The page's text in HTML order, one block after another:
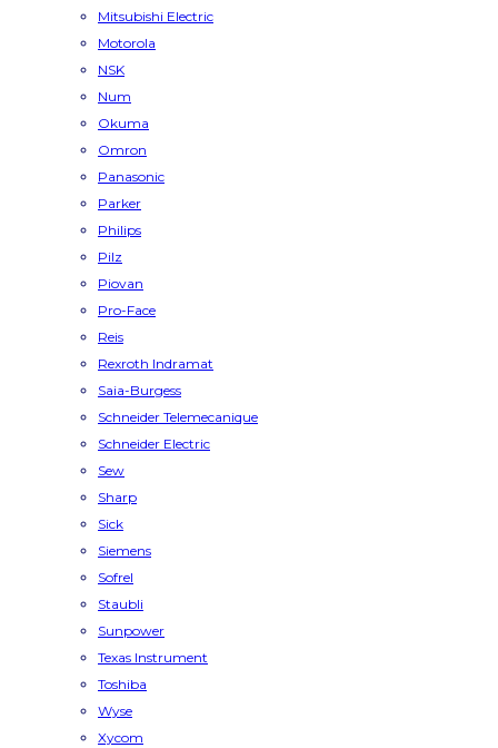
Mitsubishi Electric
Motorola
NSK
Num
Okuma
Omron
Panasonic
Parker
Philips
Pilz
Piovan
Pro-Face
Reis
Rexroth Indramat
Saia-Burgess
Schneider Telemecanique
Schneider Electric
Sew
Sharp
Sick
Siemens
Sofrel
Staubli
Sunpower
Texas Instrument
Toshiba
Wyse
Xycom